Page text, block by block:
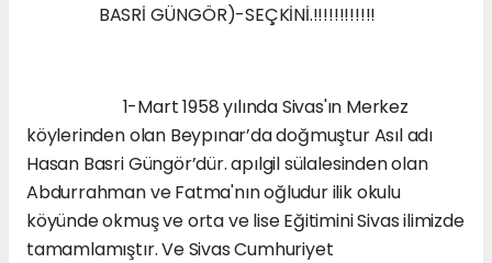
BASRİ GÜNGÖR)-SEÇKİNİ.!!!!!!!!!!!!
1-Mart 1958 yılında Sivas'ın Merkez
köylerinden olan Beypınar’da doğmuştur Asıl adı
Hasan Basri Güngör’dür. apılgil sülalesinden olan
Abdurrahman ve Fatma'nın oğludur ilik okulu
köyünde okmuş ve orta ve lise Eğitimini Sivas ilimizde
tamamlamıştır. Ve Sivas Cumhuriyet